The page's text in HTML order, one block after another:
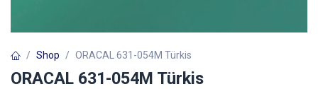
Shop ORACAL 631-054M Türkis
ORACAL 631-054M Türkis